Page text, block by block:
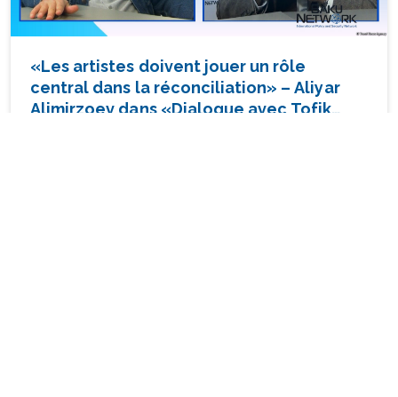
«Les artistes doivent jouer un rôle
central dans la réconciliation» – Aliyar
Alimirzoev dans «Dialogue avec Tofik